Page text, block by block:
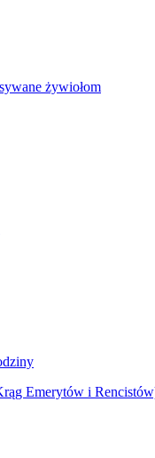
żywiołom
Emerytów i